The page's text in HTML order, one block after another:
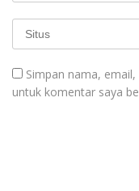
Simpan nama,
untuk komentar saya